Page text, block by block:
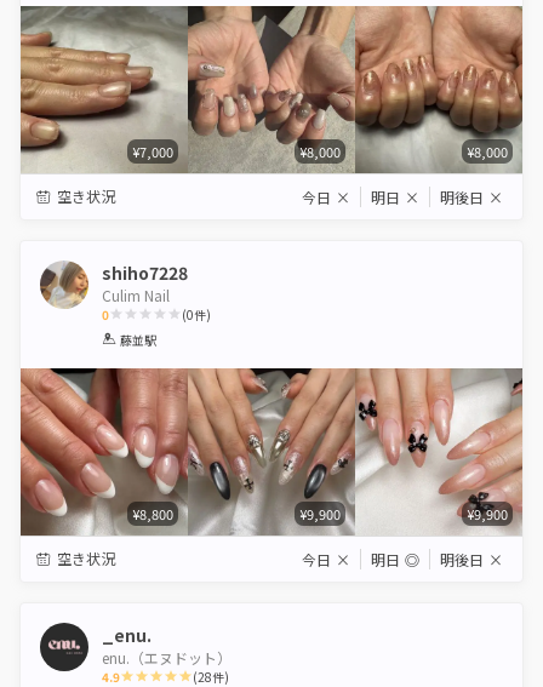
¥7,000 ¥8,000 ¥8,000
空き状況 今日 × 明日 × 明後日 ×
shiho7228
Culim Nail
0
1 2 3 4
(0件)
藤並駅
¥8,800 ¥9,900 ¥9,900
空き状況 今日 × 明日 ◎ 明後日 ×
_enu.
enu.（エヌドット）
4.9 (28件)